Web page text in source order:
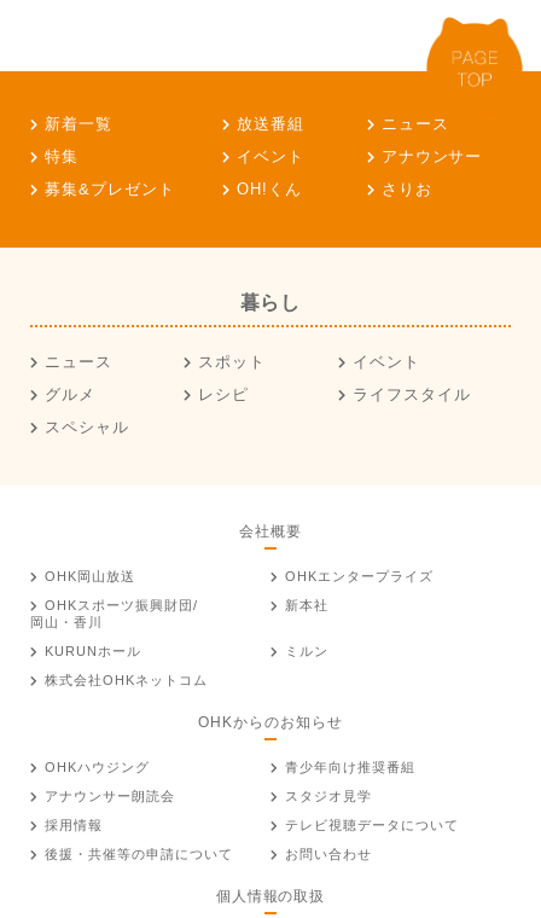
新着一覧 放送番組
ニュース
特集
イベント
アナウンサー
募集&プレゼント
OH!くん さりお
暮らし
ニュース スポット
イベント
グルメ
レシピ
ライフスタイル
スペシャル
会社概要
OHK岡山放送
OHKエンタープライズ
OHKスポーツ振興財団/
岡山・香川
新本社
KURUNホール
ミルン
株式会社OHKネットコム
OHKからのお知らせ
OHKハウジング
青少年向け推奨番組
アナウンサー朗読会
スタジオ見学
採用情報
テレビ視聴データについて
後援・共催等の申請について
お問い合わせ
個人情報の取扱